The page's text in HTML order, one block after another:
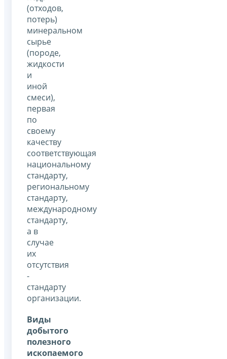
(отходов,
потерь)
минеральном
сырье
(породе,
жидкости
и
иной
смеси),
первая
по
своему
качеству
соответствующая
национальному
стандарту,
региональному
стандарту,
международному
стандарту,
а в
случае
их
отсутствия
-
стандарту
организации.
Виды
добытого
полезного
ископаемого